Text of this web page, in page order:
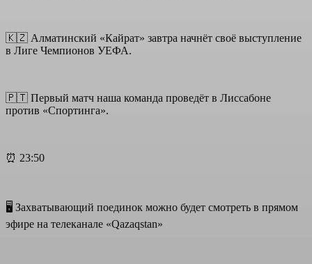
🇰🇿 Алматинский «Кайрат» завтра начнёт своё выступление
в Лиге Чемпионов УЕФА.
🇵🇹 Первый матч наша команда проведёт в Лиссабоне
против «Спортинга».
⏰ 23:50
🖥 Захватывающий поединок можно будет смотреть в прямом
эфире на телеканале «Qazaqstan»